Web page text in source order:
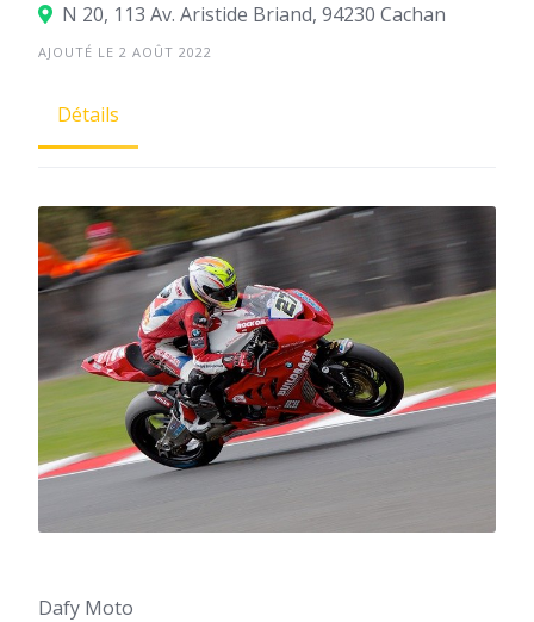
N 20, 113 Av. Aristide Briand, 94230 Cachan
AJOUTÉ LE 2 AOÛT 2022
Détails
Dafy Moto